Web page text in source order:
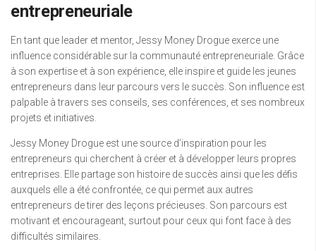
entrepreneuriale
En tant que leader et mentor, Jessy Money Drogue exerce une
influence considérable sur la communauté entrepreneuriale. Grâce
à son expertise et à son expérience, elle inspire et guide les jeunes
entrepreneurs dans leur parcours vers le succès. Son influence est
palpable à travers ses conseils, ses conférences, et ses nombreux
projets et initiatives.
Jessy Money Drogue est une source d’inspiration pour les
entrepreneurs qui cherchent à créer et à développer leurs propres
entreprises. Elle partage son histoire de succès ainsi que les défis
auxquels elle a été confrontée, ce qui permet aux autres
entrepreneurs de tirer des leçons précieuses. Son parcours est
motivant et encourageant, surtout pour ceux qui font face à des
difficultés similaires.